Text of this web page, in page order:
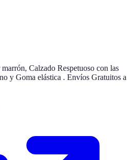
Calzado Respetuoso con las
y Goma elástica . Envíos Gratuitos a